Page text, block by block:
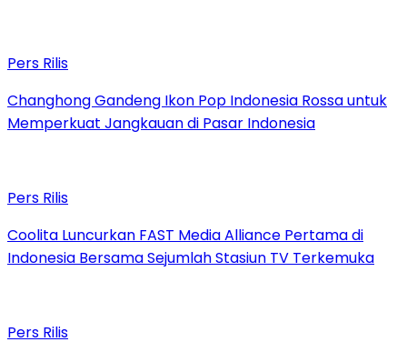
Pers Rilis
Changhong Gandeng Ikon Pop Indonesia Rossa untuk
Memperkuat Jangkauan di Pasar Indonesia
Pers Rilis
Coolita Luncurkan FAST Media Alliance Pertama di
Indonesia Bersama Sejumlah Stasiun TV Terkemuka
Pers Rilis